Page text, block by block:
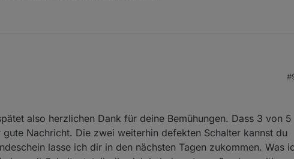
also herzlichen Dank für deine Bemühungen. Dass 3 von 5
Nachricht. Die zwei weiterhin defekten Schalter kannst du
lasse ich dir in den nächsten Tagen zukommen. Was